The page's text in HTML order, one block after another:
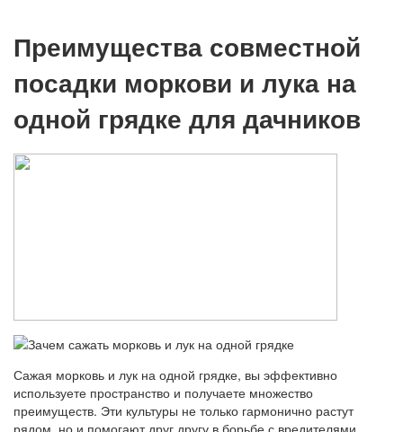
Преимущества совместной
посадки моркови и лука на
одной грядке для дачников
Сажая морковь и лук на одной грядке, вы эффективно
используете пространство и получаете множество
преимуществ. Эти культуры не только гармонично растут
рядом, но и помогают друг другу в борьбе с вредителями.